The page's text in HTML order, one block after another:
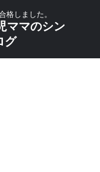
格しました。
ママのシン
グ